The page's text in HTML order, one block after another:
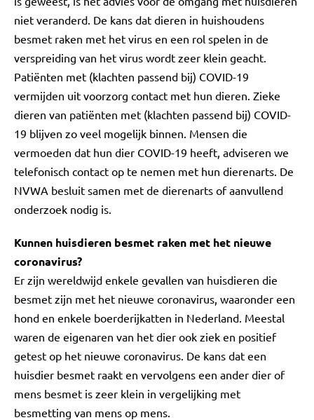
niet veranderd. De kans dat dieren in huishoudens
besmet raken met het virus en een rol spelen in de
verspreiding van het virus wordt zeer klein geacht.
Patiënten met (klachten passend bij) COVID-19
vermijden uit voorzorg contact met hun dieren. Zieke
dieren van patiënten met (klachten passend bij) COVID-
19 blijven zo veel mogelijk binnen. Mensen die
vermoeden dat hun dier COVID-19 heeft, adviseren we
telefonisch contact op te nemen met hun dierenarts. De
NVWA besluit samen met de dierenarts of aanvullend
onderzoek nodig is.
Kunnen huisdieren besmet raken met het nieuwe
coronavirus?
Er zijn wereldwijd enkele gevallen van huisdieren die
besmet zijn met het nieuwe coronavirus, waaronder een
hond en enkele boerderijkatten in Nederland. Meestal
waren de eigenaren van het dier ook ziek en positief
getest op het nieuwe coronavirus. De kans dat een
huisdier besmet raakt en vervolgens een ander dier of
mens besmet is zeer klein in vergelijking met
besmetting van mens op mens.